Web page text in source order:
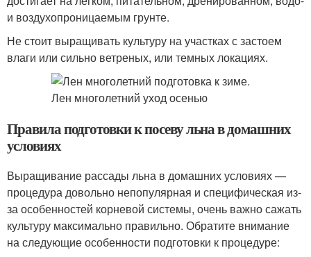
и воздухопроницаемым грунте.
Не стоит выращивать культуру на участках с застоем
влаги или сильно ветреных, или темных локациях.
Правила подготовки к посеву льна в домашних
условиях
Выращивание рассады льна в домашних условиях —
процедура довольно непопулярная и специфическая из-
за особенностей корневой системы, очень важно сажать
культуру максимально правильно. Обратите внимание
на следующие особенности подготовки к процедуре: